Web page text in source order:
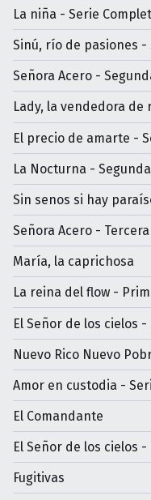
La niña - Serie
Sinú, río de pasiones -
Señora Acero -
Lady, la vendedora de
El precio de amarte -
La Nocturna -
Sin senos si hay
Señora Acero -
María, la caprichosa
La reina del flow -
El Señor de los cielos
Nuevo Rico Nuevo
Amor en custodia -
El Comandante
El Señor de los cielos
Fugitivas